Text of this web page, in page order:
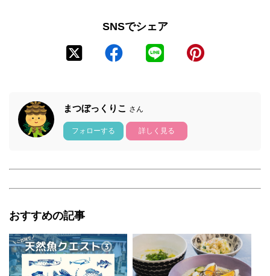
SNSでシェア
まつぼっくりこ さん
フォローする 詳しく見る
おすすめの記事